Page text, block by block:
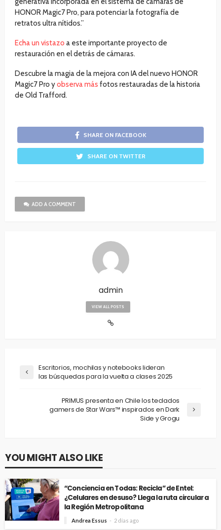
HONOR Magic7 Pro, para potenciar la fotografía de
retratos ultra nítidos.”
Echa un vistazo a este importante proyecto de
restauración en el detrás de cámaras.
Descubre la magia de la mejora con IA del nuevo HONOR
Magic7 Pro yobserva más fotos restauradas de la historia
de Old Trafford.
SHARE ON FACEBOOK
SHARE ON TWITTER
ADD A COMMENT
admin
VIEW ALL POSTS
Escritorios, mochilas y notebooks lideran
las búsquedas para la vuelta a clases 2025
PRIMUS presenta en Chile los teclados
gamers de Star Wars™ inspirados en Dark
Side y Grogu
YOU MIGHT ALSO LIKE
“Conciencia en Todas: Recicla” de Entel:
¿Celulares en desuso? Llega la ruta circular a
la Región Metropolitana
Andrea Essus 2 días ago